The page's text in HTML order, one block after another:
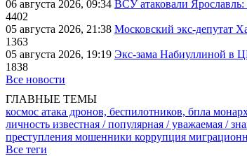
06 августа 2026, 09:34 ВСУ атаковали
4402
05 августа 2026, 21:38 Московский экс-депутат
1363
05 августа 2026, 19:19 Экс-зама Набиуллиной в
1838
Все новости
ГЛАВНЫЕ ТЕМЫ
космос атака дронов, беспилотников, бпла
личность известная / популярная / уважаемая /
преступления мошенники коррупция
Все теги